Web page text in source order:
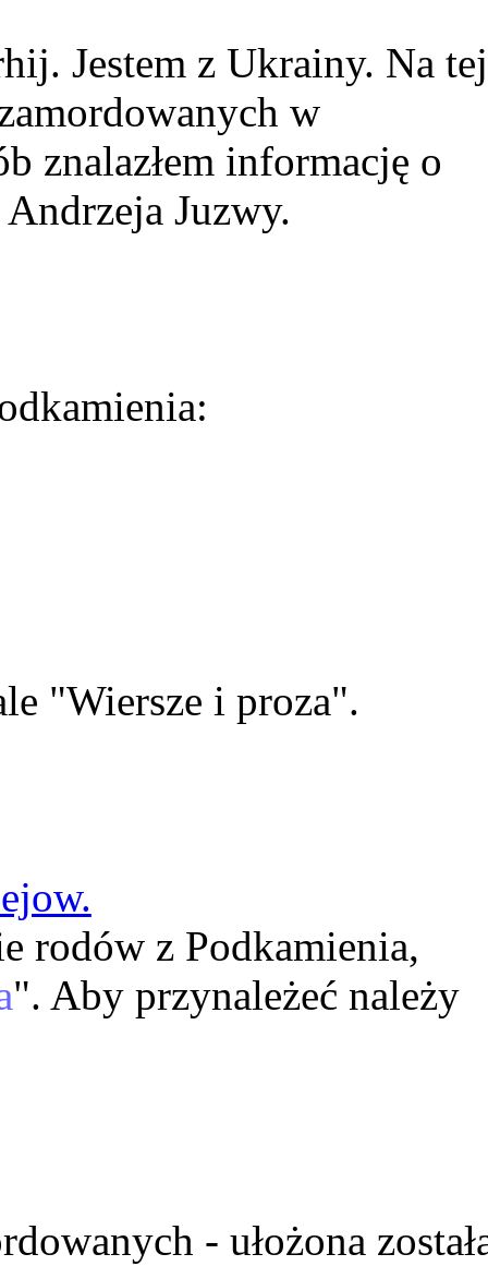
Jestem z Ukrainy. Na tej
w
znalazłem informację o
Juzwy.
"Wiersze i proza".
rodów z Podkamienia,
". Aby przynależeć należy
- ułożona